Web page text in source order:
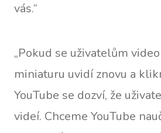
vás.“
„Pokud se uživatelům
miniaturu uvidí znovu a
YouTube se dozví, že
videí. Chceme YouTube